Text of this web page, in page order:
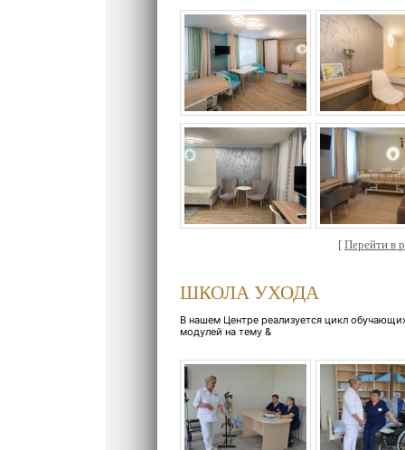
[ Перейти в
ШКОЛА УХОДА
В нашем Центре реализуется цикл
модулей на тему &